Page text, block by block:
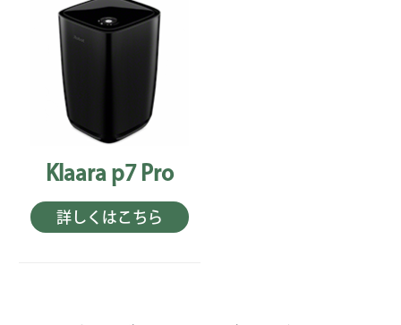
Klaara p7 Pro
詳しくはこちら